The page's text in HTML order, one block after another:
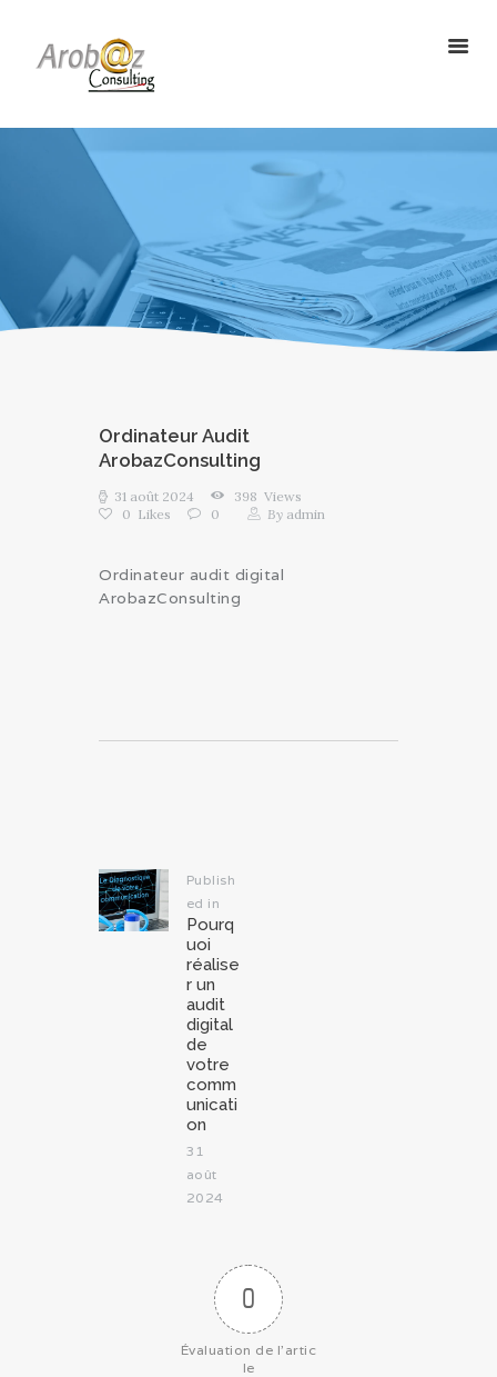
ArobazConsulting
Guadeloupe
ACCUEIL
NOS SOLUTIONS
RÉALISATIONS
L’AGENCE
LE BLOG
Ordinateur Audit
ArobazConsulting
31 août 2024 398 Views
0 Likes 0 By admin
Ordinateur audit digital
ArobazConsulting
Publish
ed in
post:
Pourq
uoi
réalise
r un
audit
digital
de
votre
comm
unicati
on
31
août
2024
0
Évaluation de l'artic
le